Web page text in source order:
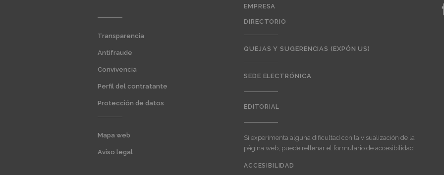
Transparencia
Antifraude
Convivencia
Perfil del contratante
Protección de datos
Mapa web
Aviso legal
EMPRESA
DIRECTORIO
QUEJAS Y SUGERENCIAS (EXPÓN US)
SEDE ELECTRÓNICA
EDITORIAL
Si experimenta alguna dificultad con la visualización de la
página web, puede rellenar el formulario de accesibilidad
ACCESIBILIDAD